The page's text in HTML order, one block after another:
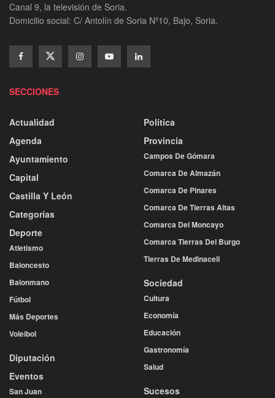
Canal 9, la televisión de Soria.
Domicilio social: C/ Antolín de Soria Nº10, Bajo, Soria.
SECCIONES
Actualidad
Agenda
Ayuntamiento
Capital
Castilla Y León
Categorías
Deporte
Atletismo
Baloncesto
Balonmano
Fútbol
Más Deportes
Voleibol
Diputación
Eventos
San Juan
Política
Provincia
Campos De Gómara
Comarca De Almazán
Comarca De Pinares
Comarca De Tierras Altas
Comarca Del Moncayo
Comarca Tierras Del Burgo
Tierras De Medinaceli
Sociedad
Cultura
Economía
Educación
Gastronomía
Salud
Sucesos